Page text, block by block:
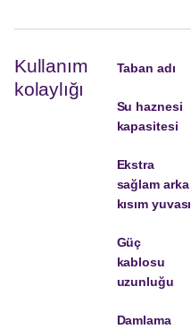
Kullanım
kolaylığı
Taban adı
Su haznesi
kapasitesi
Ekstra
sağlam arka
kısım yuvası
Güç
kablosu
uzunluğu
Damlama